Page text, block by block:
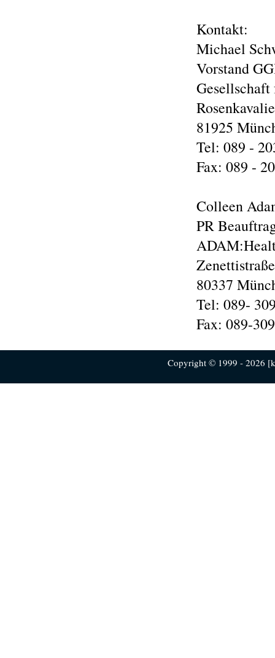
Kontakt:
Michael
Vorstand
81925
Tel: 089 -
Fax: 089 -
Colleen
PR
80337
Tel: 089-
Fax: 089-
Copyright © 1999 - 2026